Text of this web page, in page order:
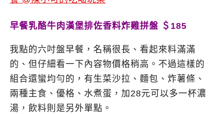
早餐乳酪牛肉漢堡排佐香料炸雞拼盤 ＄185
我點的六吋盤早餐，名稱很長、看起來料滿滿
的、但仔細看一下內容物價格稍高。不過這樣的
組合還蠻均勻的，有生菜沙拉、麵包、炸薯條、
兩種主食、優格、水煮蛋，加28元可以多一杯濃
湯，飲料則是另外單點。